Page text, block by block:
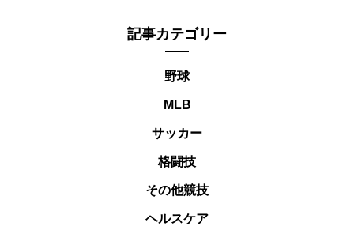
記事カテゴリー
野球
MLB
サッカー
格闘技
その他競技
ヘルスケア